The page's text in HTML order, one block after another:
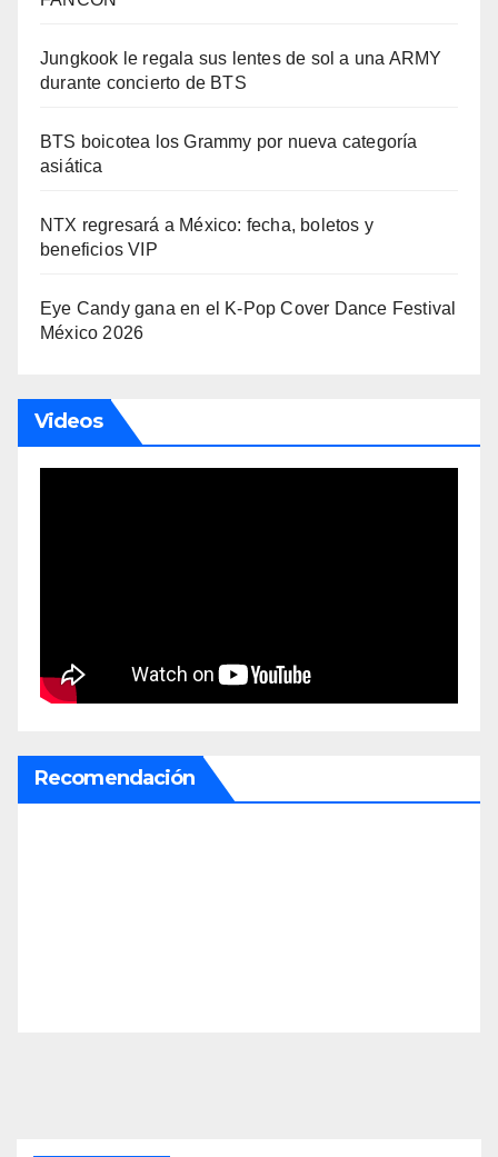
Jungkook le regala sus lentes de sol a una ARMY
durante concierto de BTS
BTS boicotea los Grammy por nueva categoría
asiática
NTX regresará a México: fecha, boletos y
beneficios VIP
Eye Candy gana en el K-Pop Cover Dance Festival
México 2026
Videos
Recomendación